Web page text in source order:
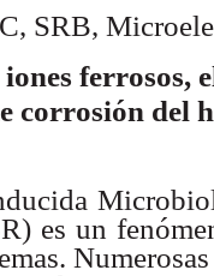
SRB,
ferrosos,
corrosión del
es un